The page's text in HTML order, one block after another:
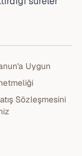
Uygun
Sözleşmesini